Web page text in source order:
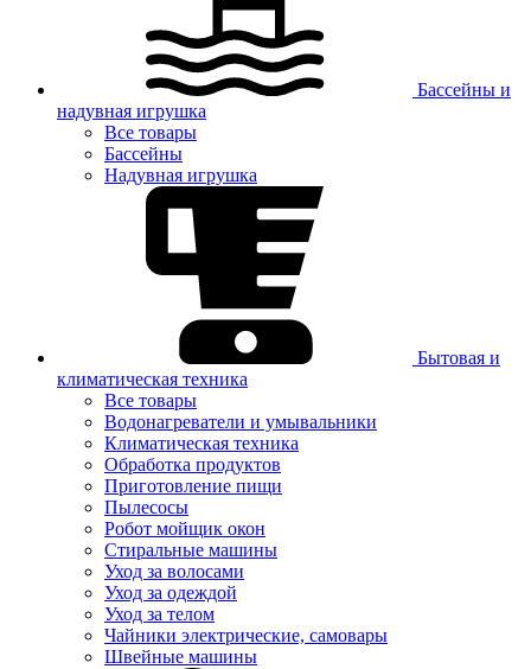
Бассейны и
надувная игрушка
Все товары
Бассейны
Надувная игрушка
Бытовая и
климатическая техника
Все товары
Водонагреватели и умывальники
Климатическая техника
Обработка продуктов
Приготовление пищи
Пылесосы
Робот мойщик окон
Стиральные машины
Уход за волосами
Уход за одеждой
Уход за телом
Чайники электрические, самовары
Швейные машины